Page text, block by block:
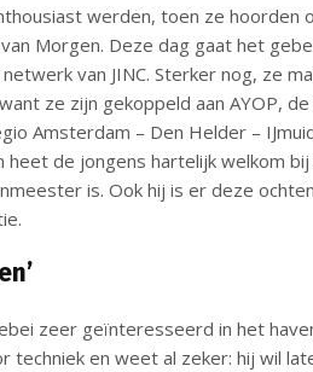
werden, toen ze hoorden
Morgen. Deze dag gaat het
van JINC. Sterker nog, ze
ze zijn gekoppeld aan AYOP,
Amsterdam – Den Helder –
de jongens hartelijk welkom bij
is. Ook hij is er deze
zeer geïnteresseerd in het
techniek en weet al zeker: hij wil